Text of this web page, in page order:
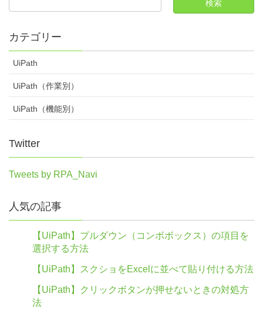
カテゴリー
UiPath
UiPath（作業別）
UiPath（機能別）
Twitter
Tweets by RPA_Navi
人気の記事
【UiPath】プルダウン（コンボボックス）の項目を
選択する方法
【UiPath】スクショをExcelに並べて貼り付ける方法
【UiPath】クリックボタンが押せないときの対処方
法